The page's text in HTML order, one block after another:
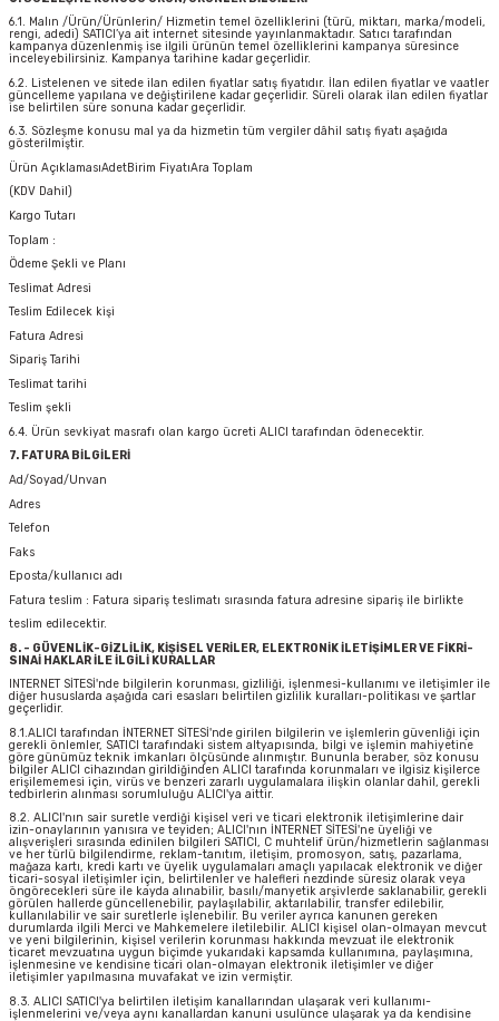
6.1. Malın /Ürün/Ürünlerin/ Hizmetin temel özelliklerini (türü, miktarı, marka/modeli,
rengi, adedi) SATICI’ya ait internet sitesinde yayınlanmaktadır. Satıcı tarafından
kampanya düzenlenmiş ise ilgili ürünün temel özelliklerini kampanya süresince
inceleyebilirsiniz. Kampanya tarihine kadar geçerlidir.
6.2. Listelenen ve sitede ilan edilen fiyatlar satış fiyatıdır. İlan edilen fiyatlar ve vaatler
güncelleme yapılana ve değiştirilene kadar geçerlidir. Süreli olarak ilan edilen fiyatlar
ise belirtilen süre sonuna kadar geçerlidir.
6.3. Sözleşme konusu mal ya da hizmetin tüm vergiler dâhil satış fiyatı aşağıda
gösterilmiştir.
Ürün AçıklamasıAdetBirim FiyatıAra Toplam
(KDV Dahil)
Kargo Tutarı
Toplam :
Ödeme Şekli ve Planı
Teslimat Adresi
Teslim Edilecek kişi
Fatura Adresi
Sipariş Tarihi
Teslimat tarihi
Teslim şekli
6.4. Ürün sevkiyat masrafı olan kargo ücreti ALICI tarafından ödenecektir.
7. FATURA BİLGİLERİ
Ad/Soyad/Unvan
Adres
Telefon
Faks
Eposta/kullanıcı adı
Fatura teslim : Fatura sipariş teslimatı sırasında fatura adresine sipariş ile birlikte
teslim edilecektir.
8. - GÜVENLİK-GİZLİLİK, KİŞİSEL VERİLER, ELEKTRONİK İLETİŞİMLER VE FİKRİ-
SINAİ HAKLAR İLE İLGİLİ KURALLAR
INTERNET SİTESİ'nde bilgilerin korunması, gizliliği, işlenmesi-kullanımı ve iletişimler ile
diğer hususlarda aşağıda cari esasları belirtilen gizlilik kuralları-politikası ve şartlar
geçerlidir.
8.1.ALICI tarafından İNTERNET SİTESİ'nde girilen bilgilerin ve işlemlerin güvenliği için
gerekli önlemler, SATICI tarafındaki sistem altyapısında, bilgi ve işlemin mahiyetine
göre günümüz teknik imkanları ölçüsünde alınmıştır. Bununla beraber, söz konusu
bilgiler ALICI cihazından girildiğinden ALICI tarafında korunmaları ve ilgisiz kişilerce
erişilememesi için, virüs ve benzeri zararlı uygulamalara ilişkin olanlar dahil, gerekli
tedbirlerin alınması sorumluluğu ALICI'ya aittir.
8.2. ALICI'nın sair suretle verdiği kişisel veri ve ticari elektronik iletişimlerine dair
izin-onaylarının yanısıra ve teyiden; ALICI'nın İNTERNET SİTESİ'ne üyeliği ve
alışverişleri sırasında edinilen bilgileri SATICI, C muhtelif ürün/hizmetlerin sağlanması
ve her türlü bilgilendirme, reklam-tanıtım, iletişim, promosyon, satış, pazarlama,
mağaza kartı, kredi kartı ve üyelik uygulamaları amaçlı yapılacak elektronik ve diğer
ticari-sosyal iletişimler için, belirtilenler ve halefleri nezdinde süresiz olarak veya
öngörecekleri süre ile kayda alınabilir, basılı/manyetik arşivlerde saklanabilir, gerekli
görülen hallerde güncellenebilir, paylaşılabilir, aktarılabilir, transfer edilebilir,
kullanılabilir ve sair suretlerle işlenebilir. Bu veriler ayrıca kanunen gereken
durumlarda ilgili Merci ve Mahkemelere iletilebilir. ALICI kişisel olan-olmayan mevcut
ve yeni bilgilerinin, kişisel verilerin korunması hakkında mevzuat ile elektronik
ticaret mevzuatına uygun biçimde yukarıdaki kapsamda kullanımına, paylaşımına,
işlenmesine ve kendisine ticari olan-olmayan elektronik iletişimler ve diğer
iletişimler yapılmasına muvafakat ve izin vermiştir.
8.3. ALICI SATICI'ya belirtilen iletişim kanallarından ulaşarak veri kullanımı-
işlenmelerini ve/veya aynı kanallardan kanuni usulünce ulaşarak ya da kendisine